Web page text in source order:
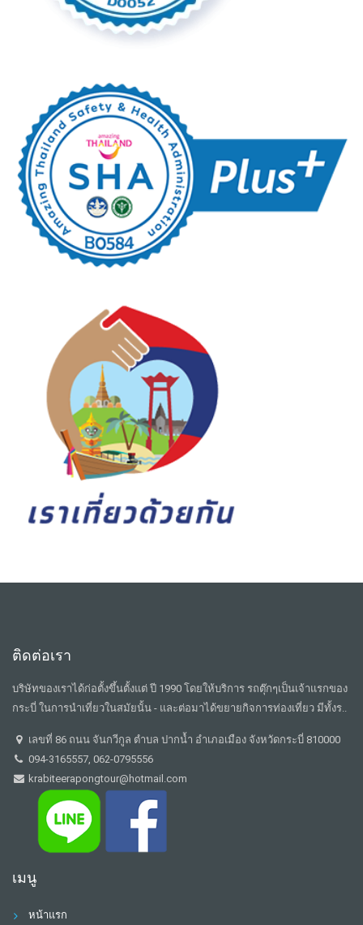
ติดต่อเรา
บริษัทของเราได้ก่อตั้งขึ้นตั้งแต่ ปี 1990 โดยให้บริการ รถตุ๊กๆเป็นเจ้าแรกของ
กระบี่ ในการนำเที่ยวในสมัยนั้น - และต่อมาได้ขยายกิจการท่องเที่ยว มีทั้งร..
เลขที่ 86 ถนน จันกวีกูล ตำบล ปากน้ำ อำเภอเมือง จังหวัดกระบี่ 810000
094-3165557, 062-0795556
krabiteerapongtour@hotmail.com
เมนู
หน้าแรก